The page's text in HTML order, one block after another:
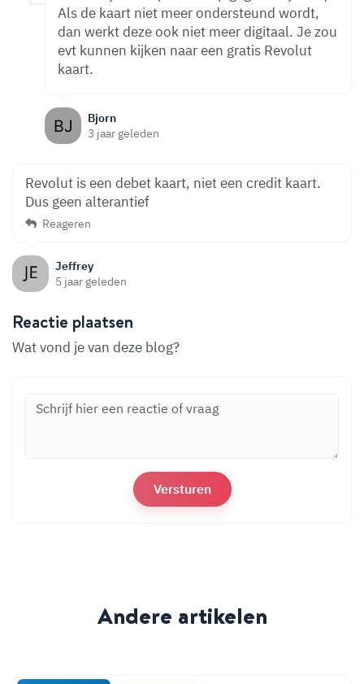
Bjorn
3 jaar geleden
Als de kaart niet meer ondersteund wordt,
dan werkt deze ook niet meer digitaal. Je zou
evt kunnen kijken naar een gratis Revolut
kaart.
Jeffrey
5 jaar geleden
Revolut is een debet kaart, niet een credit kaart.
Dus geen alterantief
Reageren
Reactie plaatsen
Wat vond je van deze blog?
Andere artikelen